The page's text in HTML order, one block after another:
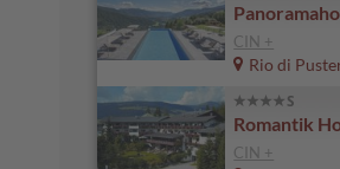
CIN +
Rio di
Romantik
CIN +